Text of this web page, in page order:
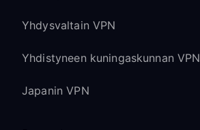
Xbox Store -alueen
Käytä eri alueiden Xbox
Hinnoittelu voi vaihdella
Yhdysvaltain VPN
Yhdistyneen kuningaskunnan VPN
Japanin VPN